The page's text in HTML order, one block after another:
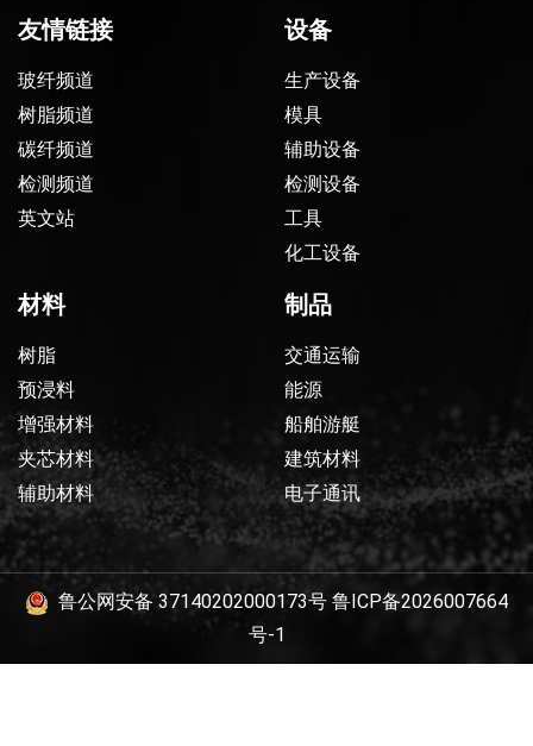
友情链接
玻纤频道
树脂频道
碳纤频道
检测频道
英文站
设备
生产设备
模具
辅助设备
检测设备
工具
化工设备
材料
树脂
预浸料
增强材料
夹芯材料
辅助材料
制品
交通运输
能源
船舶游艇
建筑材料
电子通讯
鲁公网安备 37140202000173号 鲁ICP备2026007664
号-1